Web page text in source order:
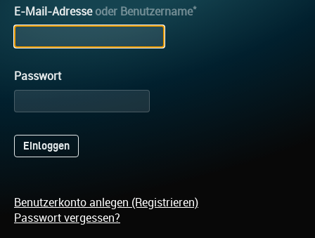
E-Mail-Adresse oder Benutzername*
Passwort
Benutzerkonto anlegen (Registrieren)
Passwort vergessen?